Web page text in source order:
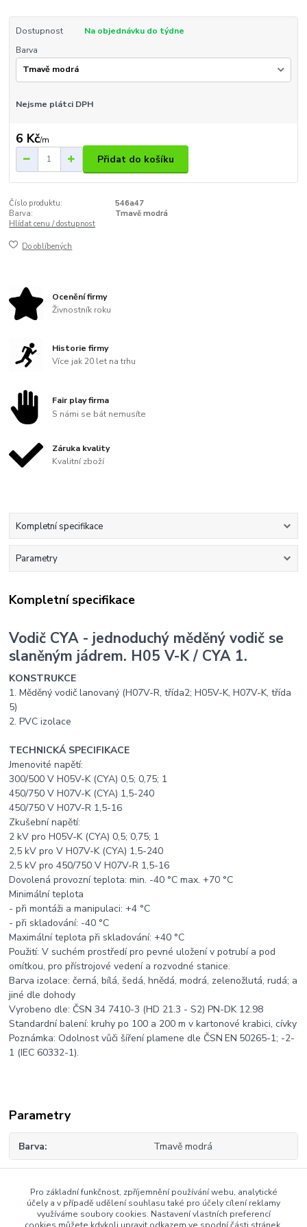
Dostupnost
Na objednávku do týdne
Barva
Nejsme plátci DPH
6 Kč/m
Přidat do košíku
Číslo produktu:
546a47
Barva:
Tmavě modrá
Hlídat cenu / dostupnost
Do oblíbených
Ocenění firmy
Živnostník roku
Historie firmy
Více jak 20 let na trhu
Fair play firma
S námi se bát nemusíte
Záruka kvality
Kvalitní zboží
Kompletní specifikace
Parametry
Kompletní specifikace
Vodič CYA - jednoduchý měděný vodič se
slaněným jádrem. H05 V-K / CYA 1.
KONSTRUKCE
1. Měděný vodič lanovaný (H07V-R, třída2; H05V-K, H07V-K, třída
5)
2. PVC izolace
TECHNICKÁ SPECIFIKACE
Jmenovité napětí:
300/500 V H05V-K (CYA) 0,5; 0,75; 1
450/750 V H07V-K (CYA) 1,5-240
450/750 V H07V-R 1,5-16
Zkušební napětí:
2 kV pro H05V-K (CYA) 0,5; 0,75; 1
2,5 kV pro V H07V-K (CYA) 1,5-240
2,5 kV pro 450/750 V H07V-R 1,5-16
Dovolená provozní teplota: min. -40 °C max. +70 °C
Minimální teplota
- při montáži a manipulaci: +4 °C
- při skladování: -40 °C
Maximální teplota při skladování: +40 °C
Použití: V suchém prostředí pro pevné uložení v potrubí a pod
omítkou, pro přístrojové vedení a rozvodné stanice.
Barva izolace: černá, bílá, šedá, hnědá, modrá, zelenožlutá, rudá; a
jiné dle dohody
Vyrobeno dle: ČSN 34 7410-3 (HD 21.3 - S2) PN-DK 12.98
Standardní balení: kruhy po 100 a 200 m v kartonové krabici, cívky
Poznámka: Odolnost vůči šíření plamene dle ČSN EN 50265-1; -2-
1 (IEC 60332-1).
Parametry
Barva Tmavě modrá
Zboží zařazeno v kategoriích
Pro základní funkčnost, zpříjemnění používání webu, analytické
účely a v případě udělení souhlasu také pro účely cílení reklamy
využíváme soubory cookies. Nastavení vlastních preferencí